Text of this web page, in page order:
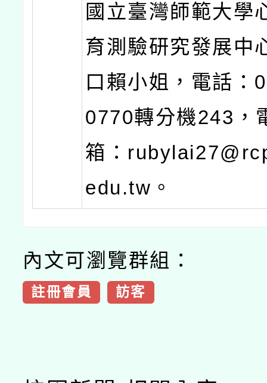
國立臺灣師範大學
育測驗研究發展中
口賴小姐，電話：
0770轉分機243，
箱：
edu.tw。
內文可瀏覽群組：
註冊會員 訪客